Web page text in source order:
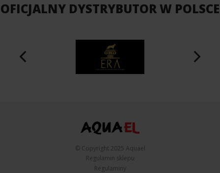
OFICJALNY DYSTRYBUTOR W POLSCE
© Copyright 2025 Aquael
Regulamin sklepu
Regulaminy